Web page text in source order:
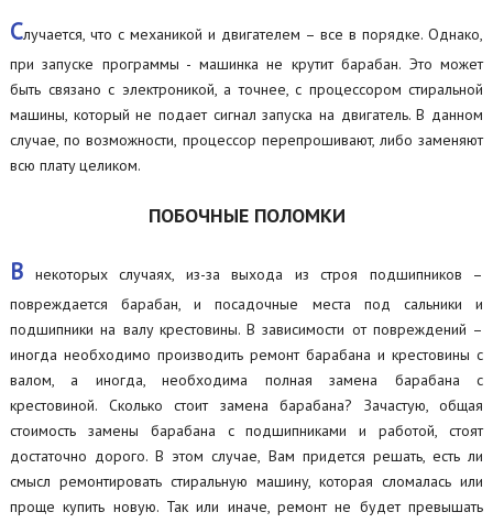
Случается, что с механикой и двигателем – все в порядке. Однако,
при запуске программы - машинка не крутит барабан. Это может
быть связано с электроникой, а точнее, с процессором стиральной
машины, который не подает сигнал запуска на двигатель. В данном
случае, по возможности, процессор перепрошивают, либо заменяют
всю плату целиком.
ПОБОЧНЫЕ ПОЛОМКИ
В некоторых случаях, из-за выхода из строя подшипников –
повреждается барабан, и посадочные места под сальники и
подшипники на валу крестовины. В зависимости от повреждений –
иногда необходимо производить ремонт барабана и крестовины с
валом, а иногда, необходима полная замена барабана с
крестовиной. Сколько стоит замена барабана? Зачастую, общая
стоимость замены барабана с подшипниками и работой, стоят
достаточно дорого. В этом случае, Вам придется решать, есть ли
смысл ремонтировать стиральную машину, которая сломалась или
проще купить новую. Так или иначе, ремонт не будет превышать